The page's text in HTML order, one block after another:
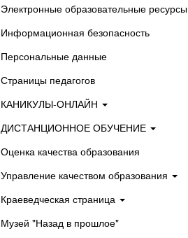
Электронные образовательные ресурсы
Информационная безопасность
Персональные данные
Страницы педагогов
КАНИКУЛЫ-ОНЛАЙН
ДИСТАНЦИОННОЕ ОБУЧЕНИЕ
Оценка качества образования
Управление качеством образования
Краеведческая страница
Музей "Назад в прошлое"